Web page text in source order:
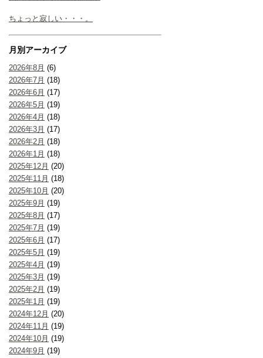
ちょっと寂しい・・・。
月別アーカイブ
2026年8月 (6)
2026年7月 (18)
2026年6月 (17)
2026年5月 (19)
2026年4月 (18)
2026年3月 (17)
2026年2月 (18)
2026年1月 (18)
2025年12月 (20)
2025年11月 (18)
2025年10月 (20)
2025年9月 (19)
2025年8月 (17)
2025年7月 (19)
2025年6月 (17)
2025年5月 (19)
2025年4月 (19)
2025年3月 (19)
2025年2月 (19)
2025年1月 (19)
2024年12月 (20)
2024年11月 (19)
2024年10月 (19)
2024年9月 (19)